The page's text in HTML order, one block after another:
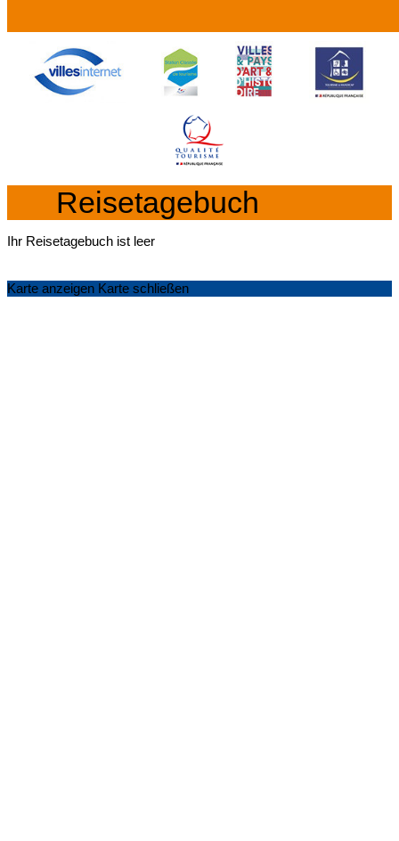
Reisetagebuch
Ihr Reisetagebuch ist leer
Karte anzeigen Karte schließen